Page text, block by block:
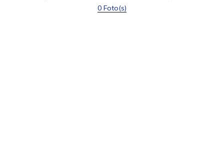
0 Foto(s)